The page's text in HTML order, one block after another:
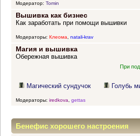
Модератор: Tomin
Вышивка как бизнес
Как заработать при помощи вышивки
Модераторы: Клеома, natali-krav
Магия и вышивка
Обережная вышивка
При
Магический сундучок Голубь
Модераторы: iredkova gettas
Бенефис хорошего настроения